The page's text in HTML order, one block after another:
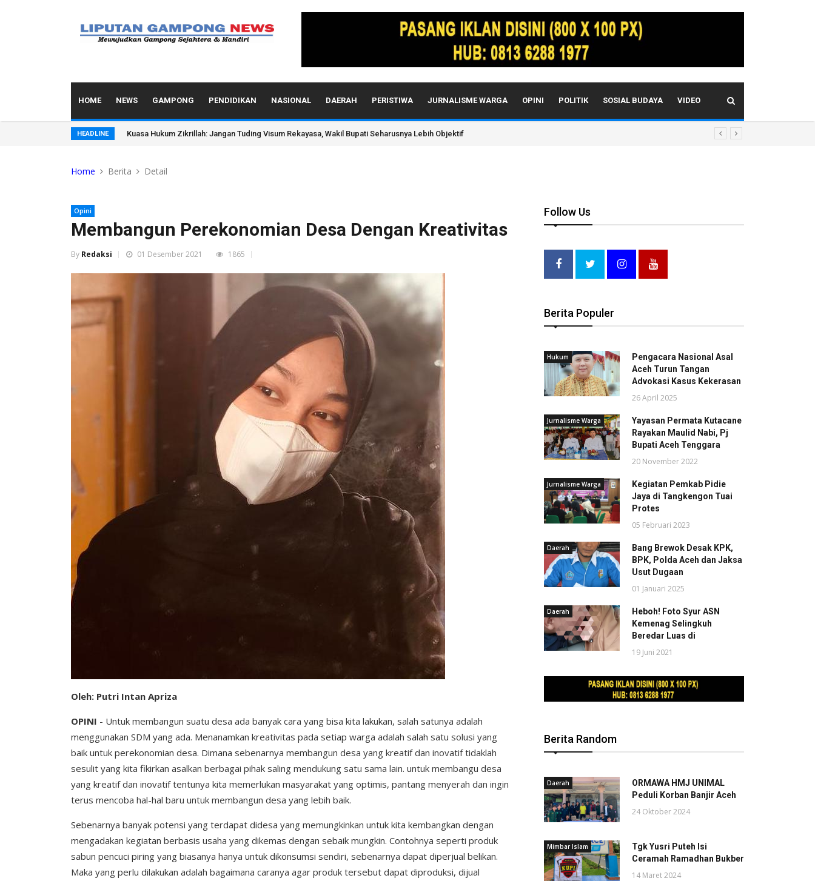
HOME NEWS GAMPONG PENDIDIKAN NASIONAL DAERAH PERISTIWA JURNALISME WARGA OPINI POLITIK SOSIAL BUDAYA VIDEO
HEADLINE Festival Budaya Lembah Baliem Perkuat Ekonomi Papua Pegunungan
Home Berita Detail
Opini
Membangun Perekonomian Desa Dengan Kreativitas
By Redaksi 01 Desember 2021 1865
Oleh: Putri Intan Apriza
OPINI - Untuk membangun suatu desa ada banyak cara yang bisa kita lakukan, salah satunya adalah
menggunakan SDM yang ada. Menanamkan kreativitas pada setiap warga adalah salah satu solusi yang
baik untuk perekonomian desa. Dimana sebenarnya membangun desa yang kreatif dan inovatif tidaklah
sesulit yang kita fikirkan asalkan berbagai pihak saling mendukung satu sama lain. untuk membangu desa
yang kreatif dan inovatif tentunya kita memerlukan masyarakat yang optimis, pantang menyerah dan ingin
terus mencoba hal-hal baru untuk membangun desa yang lebih baik.
Sebenarnya banyak potensi yang terdapat didesa yang memungkinkan untuk kita kembangkan dengan
mengadakan kegiatan berbasis usaha yang dikemas dengan sebaik mungkin. Contohnya seperti produk
sabun pencuci piring yang biasanya hanya untuk dikonsumsi sendiri, sebenarnya dapat diperjual belikan.
Maka yang perlu dilakukan adalah bagaimana caranya agar produk tersebut dapat diproduksi, dijual
Follow Us
Berita Populer
Hukum
Pengacara Nasional Asal
Aceh Turun Tangan
Advokasi Kasus Kekerasan
26 April 2025
Jurnalisme Warga
Yayasan Permata Kutacane
Rayakan Maulid Nabi, Pj
Bupati Aceh Tenggara
20 November 2022
Jurnalisme Warga
Kegiatan Pemkab Pidie
Jaya di Tangkengon Tuai
Protes
05 Februari 2023
Daerah
Bang Brewok Desak KPK,
BPK, Polda Aceh dan Jaksa
Usut Dugaan
01 Januari 2025
Daerah
Heboh! Foto Syur ASN
Kemenag Selingkuh
Beredar Luas di
19 Juni 2021
Berita Random
Daerah
ORMAWA HMJ UNIMAL
Peduli Korban Banjir Aceh
24 Oktober 2024
Mimbar Islam
Tgk Yusri Puteh Isi
Ceramah Ramadhan Bukber
14 Maret 2024